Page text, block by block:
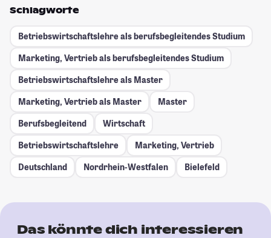
Schlagworte
Betriebswirtschaftslehre als berufsbegleitendes Studium
Marketing, Vertrieb als berufsbegleitendes Studium
Betriebswirtschaftslehre als Master
Marketing, Vertrieb als Master
Master
Berufsbegleitend
Wirtschaft
Betriebswirtschaftslehre
Marketing, Vertrieb
Deutschland
Nordrhein-Westfalen Bielefeld
Das könnte dich interessieren